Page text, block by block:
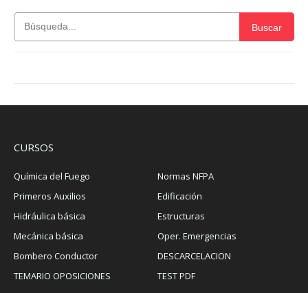
Buscar
CURSOS
Química del Fuego
Normas NFPA
Primeros Auxilios
Edificación
Hidráulica básica
Estructuras
Mecánica básica
Oper. Emergencias
Bombero Conductor
DESCARCELACION
TEMARIO OPOSICIONES
TEST PDF